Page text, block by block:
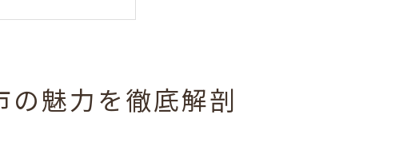
たな挑戦魅力を徹底解剖